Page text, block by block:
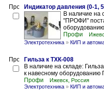
Индикатор давления (0-1,
В наличие на
"ПРОФИ"
Профи
Электротехника » КИП и
Гильза к ТХК-008
В наличие на складе:
к навесному
Профи
Ижевск, Россия
Электротехника » КИП и